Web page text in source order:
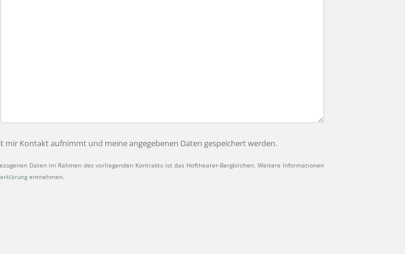
Kontakt aufnimmt und meine angegebenen Daten gespeichert werden.
Daten im Rahmen des vorliegenden Kontrakts ist das Hoftheater-Bergkirchen. Weitere Informationen
entnehmen.